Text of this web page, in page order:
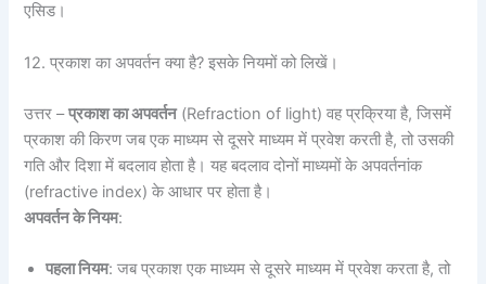
एसिड।
12. प्रकाश का अपवर्तन क्या है? इसके नियमों को लिखें।
उत्तर –प्रकाश का अपवर्तन(Refraction of light) वह प्रक्रिया है, जिसमें
प्रकाश की किरण जब एक माध्यम से दूसरे माध्यम में प्रवेश करती है, तो उसकी
गति और दिशा में बदलाव होता है। यह बदलाव दोनों माध्यमों के अपवर्तनांक
(refractive index) के आधार पर होता है।
अपवर्तन के नियम:
पहला नियम: जब प्रकाश एक माध्यम से दूसरे माध्यम में प्रवेश करता है, तो